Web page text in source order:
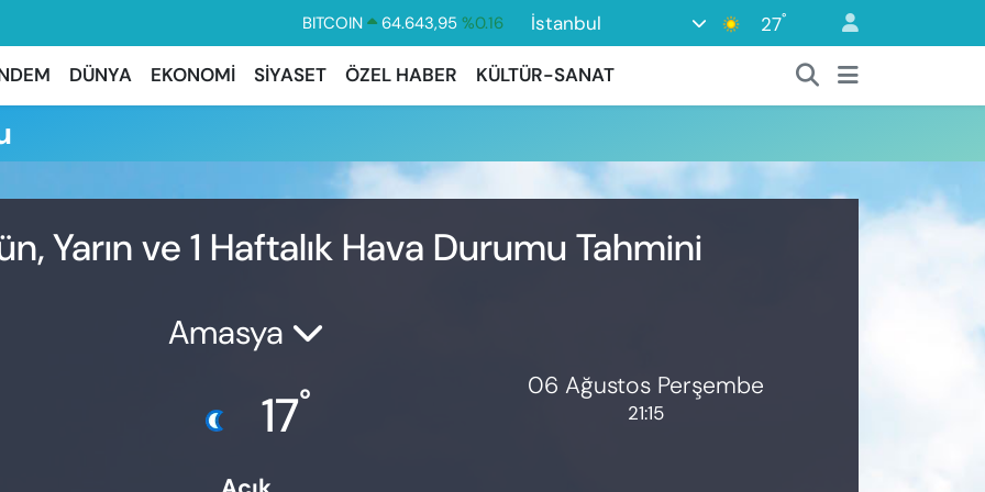
BITCOIN 64.643,95 %0.16
DOLAR
47,6006
%0.06
EURO
55,0250 %0.02
6500.87
İstanbul 27°
DÜNYA EKONOMİ SİYASET ÖZEL HABER KÜLTÜR-SANAT
Yarın ve 1 Haftalık Hava Durumu Tahmini
Amasya
17° 06 Ağustos Perşembe
21:15